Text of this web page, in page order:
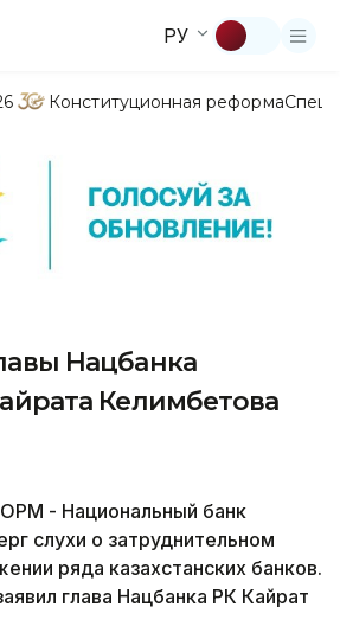
РУ
Конституционная реформа
Нацбанка
Келимбетова
- Национальный банк
слухи о затруднительном
ряда казахстанских банков.
глава Нацбанка РК Кайрат